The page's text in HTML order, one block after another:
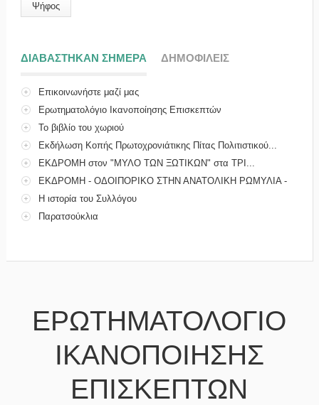
ΔΙΑΒΑΣΤΗΚΑΝ ΣΗΜΕΡΑ (ΕΝΕΡΓΗ ΚΑΡΤΕΛΑ)
ΔΗΜΟΦΙΛΕΙΣ
Επικοινωνήστε μαζί μας
Ερωτηματολόγιο Ικανοποίησης Επισκεπτών
Το βιβλίο του χωριού
Εκδήλωση Κοπής Πρωτοχρονιάτικης Πίτας Πολιτιστικού...
ΕΚΔΡΟΜΗ στον "ΜΥΛΟ ΤΩΝ ΞΩΤΙΚΩΝ" στα ΤΡΙ...
ΕΚΔΡΟΜΗ - ΟΔΟΙΠΟΡΙΚΟ ΣΤΗΝ ΑΝΑΤΟΛΙΚΗ ΡΩΜΥΛΙΑ -
ΜΑ...Η ιστορία του Συλλόγου
Παρατσούκλια
ΕΡΩΤΗΜΑΤΟΛΟΓΙΟ
ΙΚΑΝΟΠΟΙΗΣΗΣ
ΕΠΙΣΚΕΠΤΩΝ